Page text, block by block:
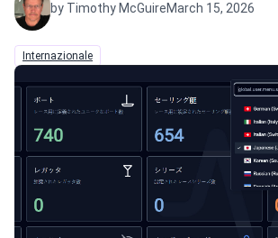
by Timothy McGuireMarch 15, 2026
Internazionale